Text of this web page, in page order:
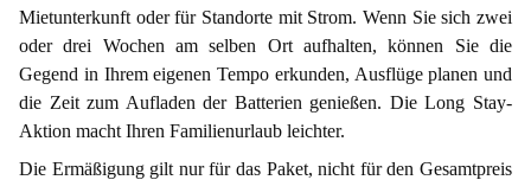
Mietunterkunft oder für Standorte mit Strom. Wenn Sie sich zwei
oder drei Wochen am selben Ort aufhalten, können Sie die
Gegend in Ihrem eigenen Tempo erkunden, Ausflüge planen und
die Zeit zum Aufladen der Batterien genießen. Die Long Stay-
Aktion macht Ihren Familienurlaub leichter.
Die Ermäßigung gilt nur für das Paket, nicht für den Gesamtpreis